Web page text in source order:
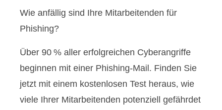
Wie anfällig sind Ihre Mitarbeitenden für
Phishing?
Über 90 % aller erfolgreichen Cyberangriffe
beginnen mit einer Phishing-Mail. Finden Sie
jetzt mit einem kostenlosen Test heraus, wie
viele Ihrer Mitarbeitenden potenziell gefährdet